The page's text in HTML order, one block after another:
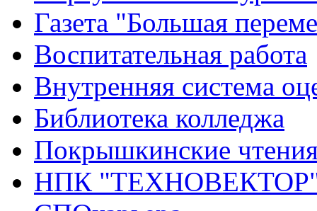
Газета "Большая
Воспитательная работа
Внутренняя система
Библиотека колледжа
Покрышкинские
НПК